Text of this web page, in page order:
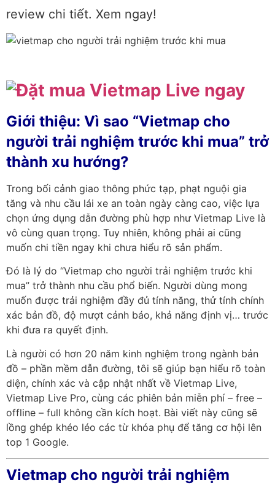
review chi tiết. Xem ngay!
Giới thiệu: Vì sao “Vietmap cho
người trải nghiệm trước khi mua” trở
thành xu hướng?
Trong bối cảnh giao thông phức tạp, phạt nguội gia
tăng và nhu cầu lái xe an toàn ngày càng cao, việc lựa
chọn ứng dụng dẫn đường phù hợp như Vietmap Live là
vô cùng quan trọng. Tuy nhiên, không phải ai cũng
muốn chi tiền ngay khi chưa hiểu rõ sản phẩm.
Đó là lý do “Vietmap cho người trải nghiệm trước khi
mua” trở thành nhu cầu phổ biến. Người dùng mong
muốn được trải nghiệm đầy đủ tính năng, thử tính chính
xác bản đồ, độ mượt cảnh báo, khả năng định vị… trước
khi đưa ra quyết định.
Là người có hơn 20 năm kinh nghiệm trong ngành bản
đồ – phần mềm dẫn đường, tôi sẽ giúp bạn hiểu rõ toàn
diện, chính xác và cập nhật nhất về Vietmap Live,
Vietmap Live Pro, cùng các phiên bản miễn phí – free –
offline – full không cần kích hoạt. Bài viết này cũng sẽ
lồng ghép khéo léo các từ khóa phụ để tăng cơ hội lên
top 1 Google.
Vietmap cho người trải nghiệm